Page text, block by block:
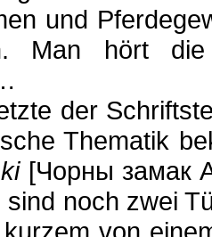
und
Man hört
der
Thematik
[Чорны замак
sind noch zwei
von